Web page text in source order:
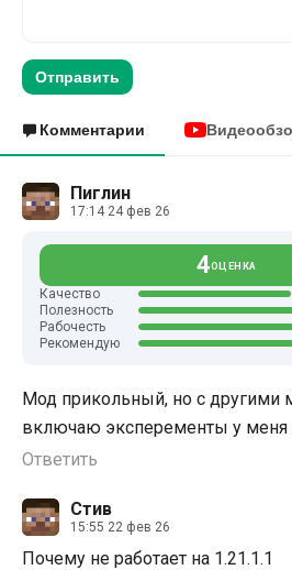
Отправить
Комментарии
Пиглин
17:14 24 фев 26
4ОЦЕНКА
Качество
Полезность
Рабочесть
Рекомендую
Мод прикольный, но с другими
включаю эксперементы у меня
Ответить
Стив
15:55 22 фев 26
Почему не работает на 1.21.1.1